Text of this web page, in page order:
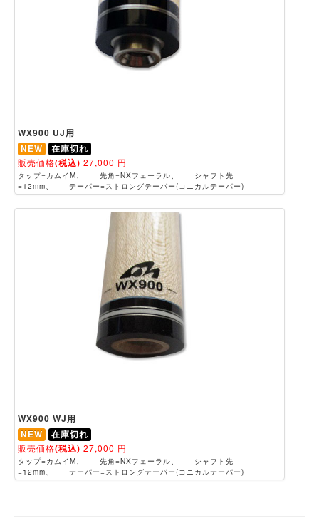
WX900 UJ用
NEW
在庫切れ
販売価格(税込) 27,000 円
タップ=カムイM、 先角=NXフェーラル、 シャフト先
=12mm、 テーパー=ストロングテーパー(コニカルテーパー)
WX900 WJ用
NEW
在庫切れ
販売価格(税込) 27,000 円
タップ=カムイM、 先角=NXフェーラル、 シャフト先
=12mm、 テーパー=ストロングテーパー(コニカルテーパー)